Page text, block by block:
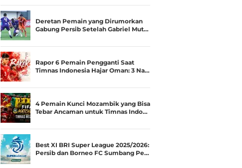
Spesialis Runner-up Menjadi
Juara
Deretan Pemain yang Dirumorkan
Gabung Persib Setelah Gabriel Mut…
Rapor 6 Pemain Pengganti Saat
Timnas Indonesia Hajar Oman: 3 Na…
4 Pemain Kunci Mozambik yang Bisa
Tebar Ancaman untuk Timnas Indo…
Best XI BRI Super League 2025/2026:
Persib dan Borneo FC Sumbang Pe…